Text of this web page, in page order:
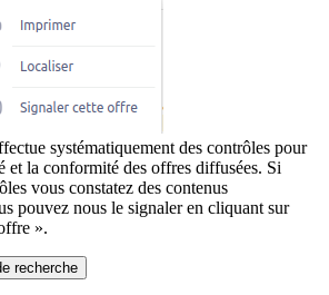
systématiquement des contrôles pour
et la conformité des offres diffusées. Si
vous constatez des contenus
pouvez nous le signaler en cliquant sur
».
recherche